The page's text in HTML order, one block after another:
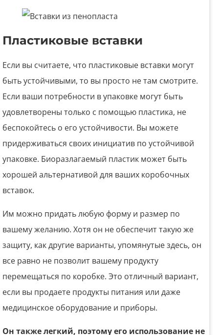
Пластиковые вставки
Если вы считаете, что пластиковые вставки могут
быть устойчивыми, то вы просто не там смотрите.
Если ваши потребности в упаковке могут быть
удовлетворены только с помощью пластика, не
беспокойтесь о его устойчивости. Вы можете
придерживаться своих инициатив по устойчивой
упаковке. Биоразлагаемый пластик может быть
хорошей альтернативой для ваших коробочных
вставок.
Им можно придать любую форму и размер по
вашему желанию. Хотя он не обеспечит такую ​​​​же
защиту, как другие варианты, упомянутые здесь, он
все равно не позволит вашему продукту
перемещаться по коробке. Это отличный вариант,
если вы продаете продукты питания или даже
медицинское оборудование и приборы.
Он также легкий, поэтому его использование не